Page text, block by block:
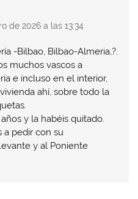
de 2026 a las 13:34
-Bilbao, Bilbao-Almeria,?.
muchos vascos a
e incluso en el interior,
ahí, sobre todo la
y la habéis quitado.
a pedir con su
y al Poniente